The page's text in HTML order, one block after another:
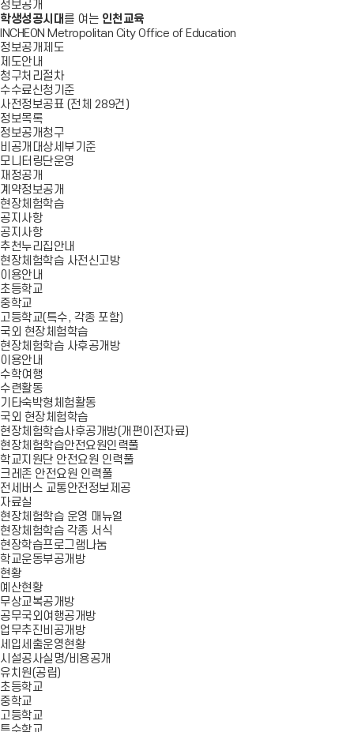
정보공개
학생성공시대 를 여는 인천교육
INCHEON Metropolitan City Office of Education
정보공개제도
제도안내
청구처리절차
수수료신청기준
사전정보공표 (전체 289건)
정보목록
정보공개청구
비공개대상세부기준
모니터링단운영
재정공개
계약정보공개
현장체험학습
공지사항
공지사항
추천누리집안내
현장체험학습 사전신고방
이용안내
초등학교
중학교
고등학교(특수, 각종 포함)
국외 현장체험학습
현장체험학습 사후공개방
이용안내
수학여행
수련활동
기타숙박형체험활동
국외 현장체험학습
현장체험학습사후공개방(개편이전자료)
현장체험학습안전요원인력풀
학교지원단 안전요원 인력풀
크레존 안전요원 인력풀
전세버스 교통안전정보제공
자료실
현장체험학습 운영 매뉴얼
현장체험학습 각종 서식
현장학습프로그램나눔
학교운동부공개방
현황
예산현황
무상교복공개방
공무국외여행공개방
업무추진비공개방
세입세출운영현황
시설공사실명/비용공개
유치원(공립)
초등학교
중학교
고등학교